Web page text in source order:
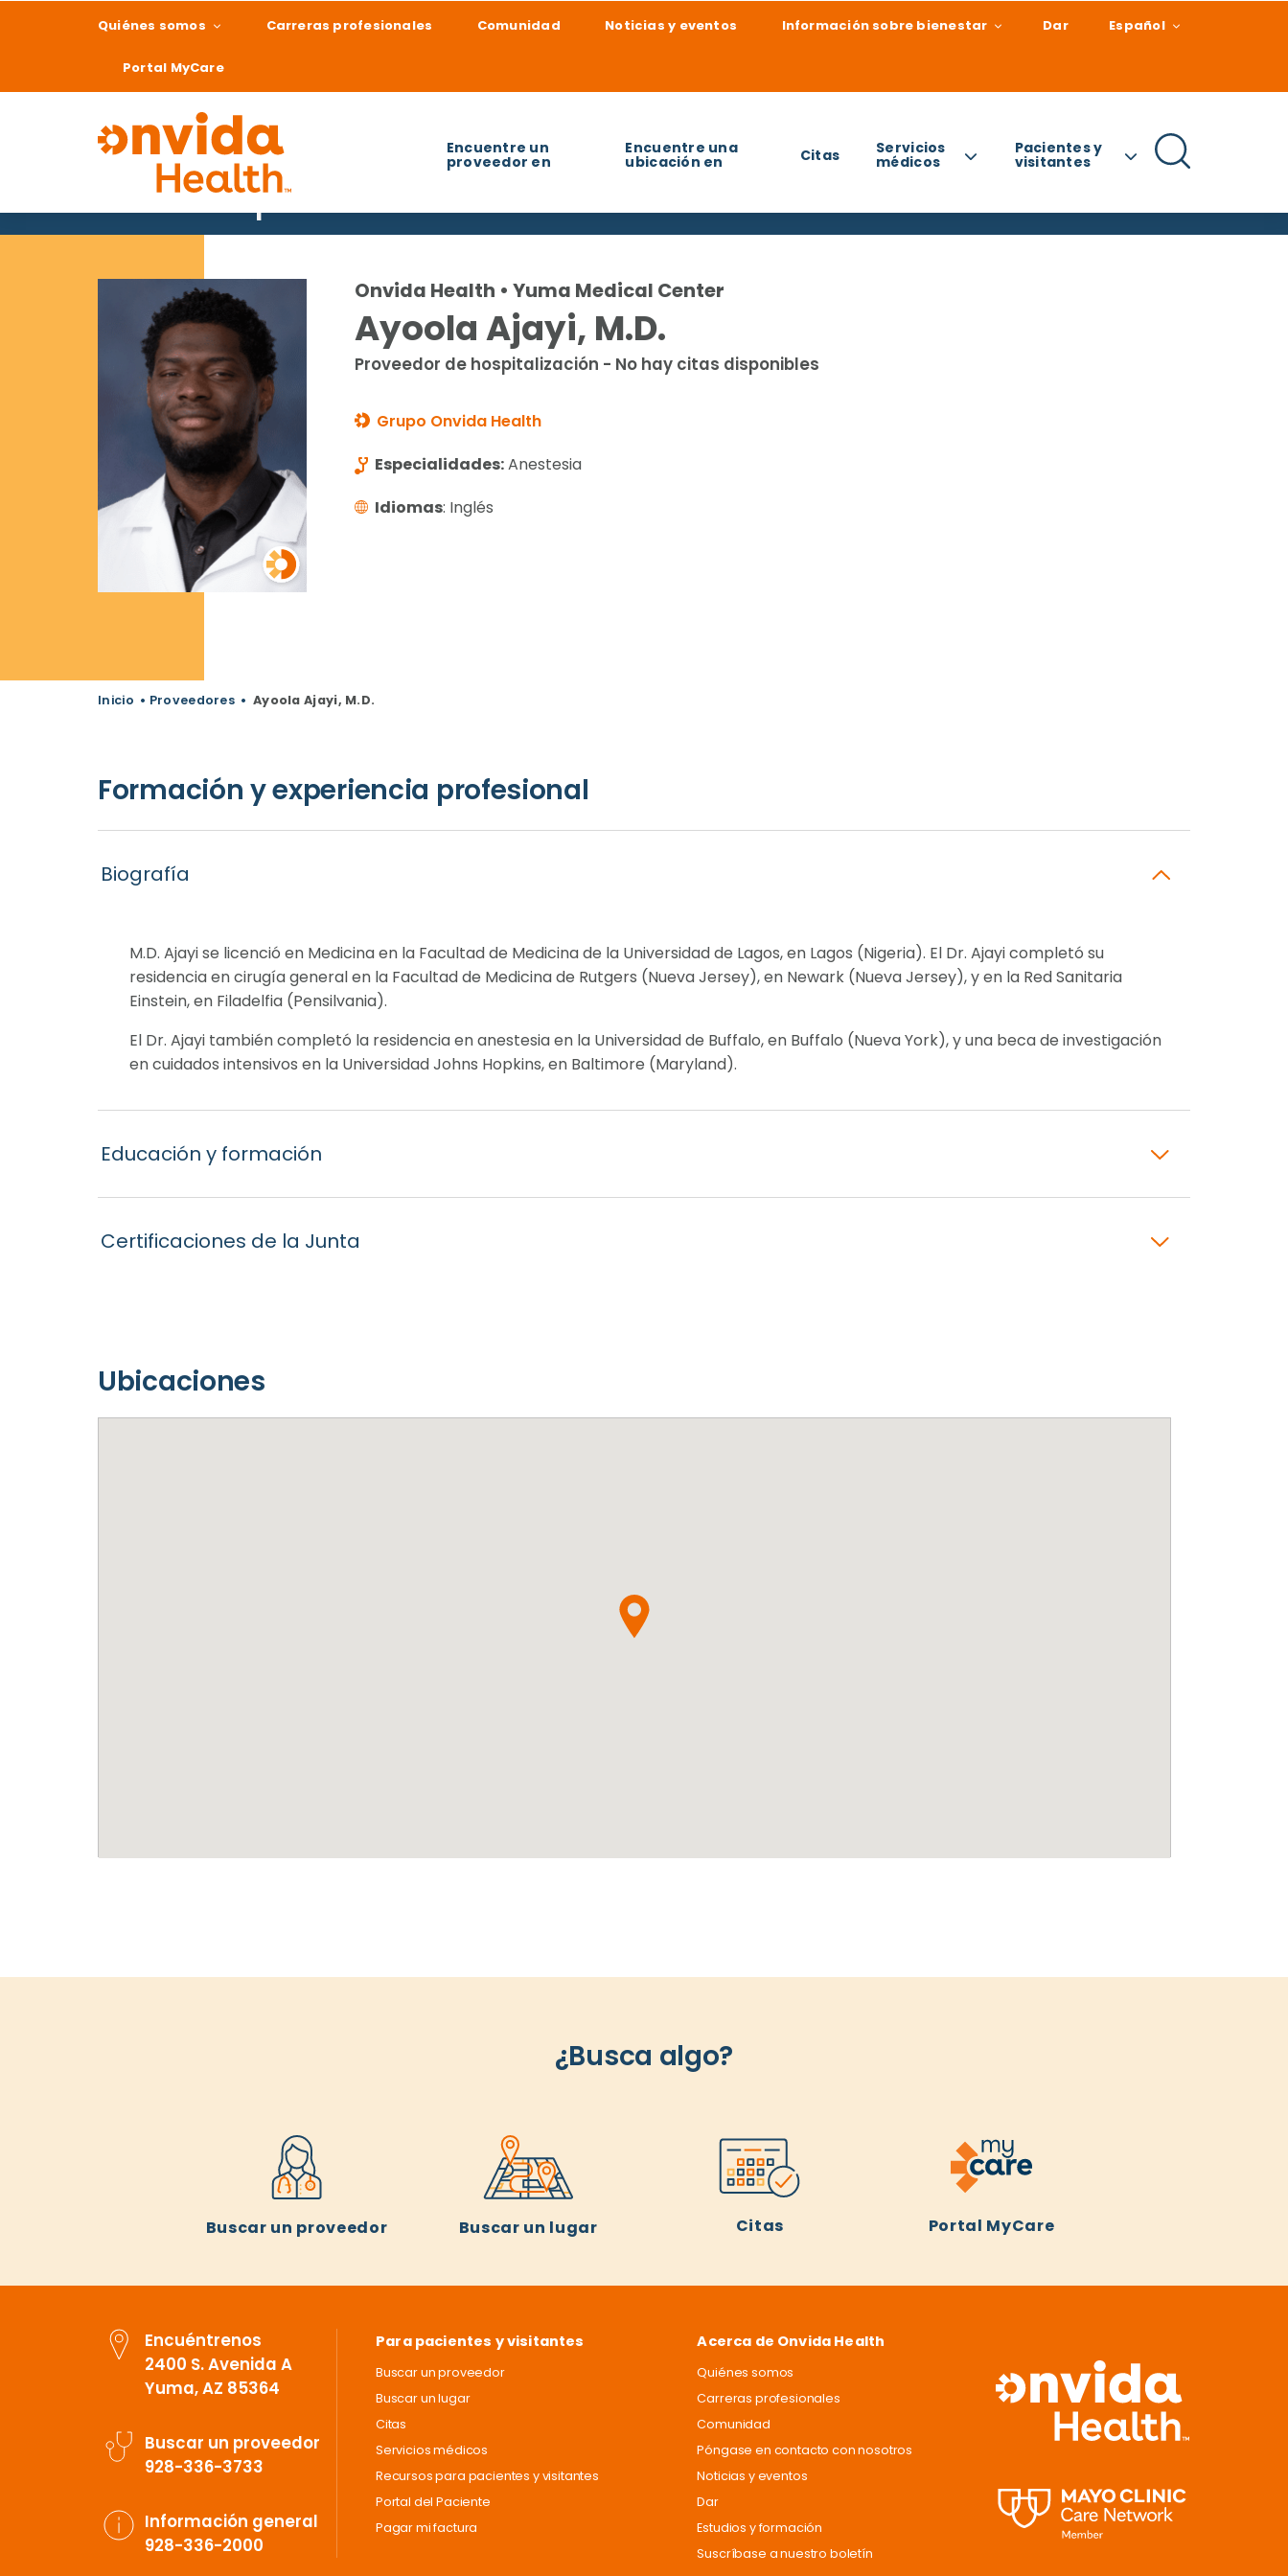
Quiénes somos Carreras profesionales Comunidad Noticias y eventos Información sobre bienestar Dar Español
Portal MyCare
Encuentre un
proveedor en
Encuentre una
ubicación en Citas Servicios
médicos
Pacientes y
visitantes
¿Qué podemos ayudarle a encontrar?
Buscar un proveedor
Onvida Health • Yuma Medical Center
Ayoola Ajayi, M.D.
Proveedor de hospitalización - No hay citas disponibles
Grupo Onvida Health
Especialidades:Anestesia
Idiomas: Inglés
Inicio • Proveedores • Ayoola Ajayi, M.D.
Formación y experiencia profesional
Biografía
M.D. Ajayi se licenció en Medicina en la Facultad de Medicina de la Universidad de Lagos, en Lagos (Nigeria). El Dr. Ajayi completó su
residencia en cirugía general en la Facultad de Medicina de Rutgers (Nueva Jersey), en Newark (Nueva Jersey), y en la Red Sanitaria
Einstein, en Filadelfia (Pensilvania).
El Dr. Ajayi también completó la residencia en anestesia en la Universidad de Buffalo, en Buffalo (Nueva York), y una beca de investigación
en cuidados intensivos en la Universidad Johns Hopkins, en Baltimore (Maryland).
Educación y formación
Certificaciones de la Junta
Ubicaciones
¿Busca algo?
Buscar un proveedor Buscar un lugar Citas Portal MyCare
Encuéntrenos
2400 S. Avenida A
Yuma, AZ 85364
Buscar un proveedor
928-336-3733
Información general
928-336-2000
Para pacientes y visitantes
Buscar un proveedor
Buscar un lugar
Citas
Servicios médicos
Recursos para pacientes y visitantes
Portal del Paciente
Pagar mi factura
Acerca de Onvida Health
Quiénes somos
Carreras profesionales
Comunidad
Póngase en contacto con nosotros
Noticias y eventos
Dar
Estudios y formación
Suscríbase a nuestro boletín